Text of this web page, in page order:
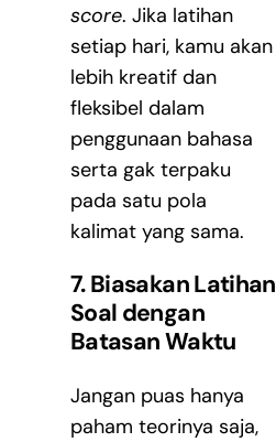
score. Jika latihan
setiap hari, kamu akan
lebih kreatif dan
fleksibel dalam
penggunaan bahasa
serta gak terpaku
pada satu pola
kalimat yang sama.
7. Biasakan Latihan
Soal dengan
Batasan Waktu
Jangan puas hanya
paham teorinya saja,